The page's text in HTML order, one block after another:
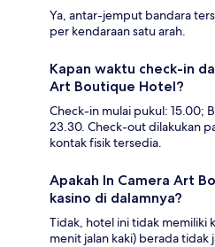
Ya, antar-jemput bandara
per kendaraan satu arah.
Kapan waktu check-in
Art Boutique Hotel?
Check-in mulai pukul: 15.00;
23.30. Check-out dilakukan
kontak fisik tersedia.
Apakah In Camera Art
kasino di dalamnya?
Tidak, hotel ini tidak memiliki
menit jalan kaki) berada tidak